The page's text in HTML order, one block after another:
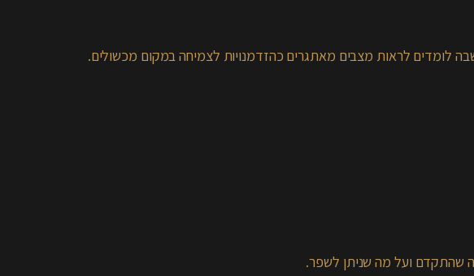
לומדים לראות מצבים מאתגרים כהזדמנויות לצמיחה במקום מכשולים.
שהתקדם ועל מה שניתן לשפר.